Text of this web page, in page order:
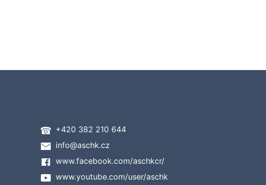
+420 382 210 644
info@aschk.cz
www.facebook.com/aschkcr/
www.youtube.com/user/aschk